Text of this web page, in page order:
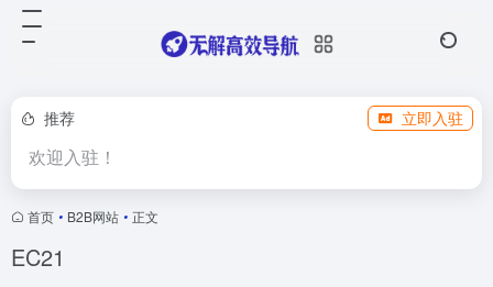
推荐 立即入驻
欢迎入驻！
首页 • B2B网站 • 正文
EC21